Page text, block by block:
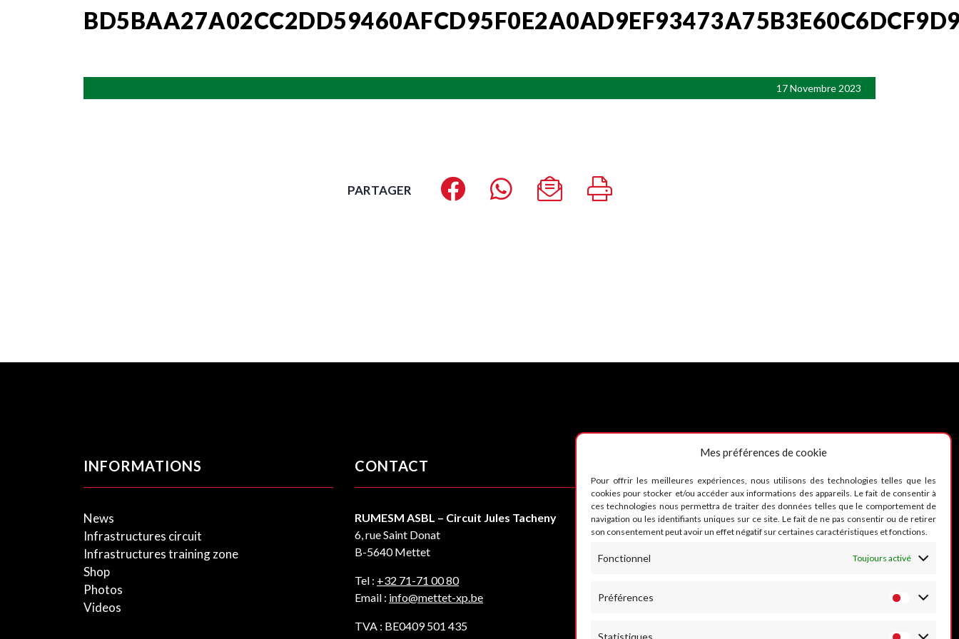
Mes préférences de cookie
Pour offrir les meilleures expériences, nous utilisons des technologies telles que les
cookies pour stocker et/ou accéder aux informations des appareils. Le fait de consentir à
ces technologies nous permettra de traiter des données telles que le comportement de
navigation ou les identifiants uniques sur ce site. Le fait de ne pas consentir ou de retirer
son consentement peut avoir un effet négatif sur certaines caractéristiques et fonctions.
Fonctionnel Toujours activé
Préférences
Statistiques
17 Novembre 2023
PARTAGER
INFORMATIONS
News
Infrastructures circuit
Infrastructures training zone
Shop
Photos
Videos
CONTACT
RUMESM ASBL – Circuit Jules Tacheny
6, rue Saint Donat
B-5640 Mettet
Tel : +32 71-71 00 80
Email : info@mettet-xp.be
TVA : BE0409 501 435